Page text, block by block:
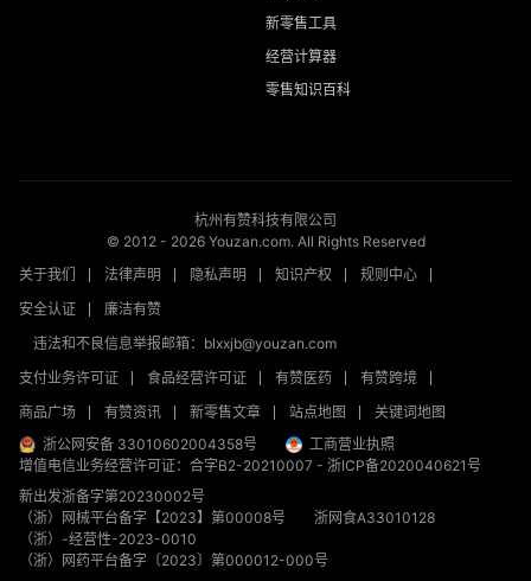
新零售工具
经营计算器
零售知识百科
杭州有赞科技有限公司
© 2012 - 2026Youzan.com. All Rights Reserved
关于我们
法律声明 隐私声明 知识产权
规则中心
安全认证
廉洁有赞
违法和不良信息举报邮箱：blxxjb@youzan.com
支付业务许可证
食品经营许可证 有赞医药
有赞跨境
商品广场
有赞资讯 新零售文章 站点地图
关键词地图
浙公网安备 33010602004358号
工商营业执照
增值电信业务经营许可证：合字B2-20210007 - 浙ICP备2020040621号
新出发浙备字第20230002号
（浙）网械平台备字【2023】第00008号
浙网食A33010128
（浙）-经营性-2023-0010
（浙）网药平台备字〔2023〕第000012-000号